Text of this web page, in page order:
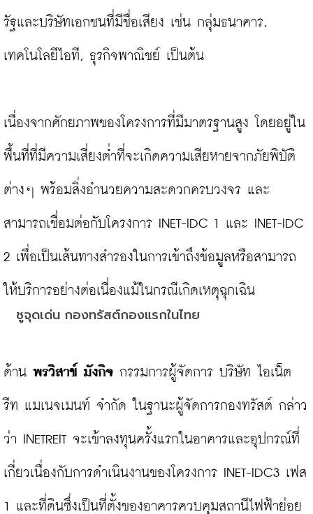
รัฐและบริษัทเอกชนที่มีชื่อเสียง เช่น กลุ่มธนาคาร,
เทคโนโลยีไอที, ธุรกิจพาณิชย์ เป็นต้น
เนื่องจากศักยภาพของโครงการที่มีมาตรฐานสูง โดยอยู่ใน
พื้นที่ที่มีความเสี่ยงต่ำที่จะเกิดความเสียหายจากภัยพิบัติ
ต่างๆ พร้อมสิ่งอำนวยความสะดวกครบวงจร และ
สามารถเชื่อมต่อกับโครงการ INET-IDC 1 และ INET-IDC
2 เพื่อเป็นเส้นทางสำรองในการเข้าถึงข้อมูลหรือสามารถ
ชูจุดเด่น กองทรัสต์กองแรกในไทย
ด้าน พรวิสาข์ มังกิจ กรรมการผู้จัดการ บริษัท ไอเน็ต
รีท แมเนจเมนท์ จำกัด ในฐานะผู้จัดการกองทรัสต์ กล่าว
ว่า INETREIT จะเข้าลงทุนครั้งแรกในอาคารและอุปกรณ์ที่
เกี่ยวเนื่องกับการดำเนินงานของโครงการ INET-IDC3 เฟส
1 และที่ดินซึ่งเป็นที่ตั้งของอาคารควบคุมสถานีไฟฟ้าย่อย